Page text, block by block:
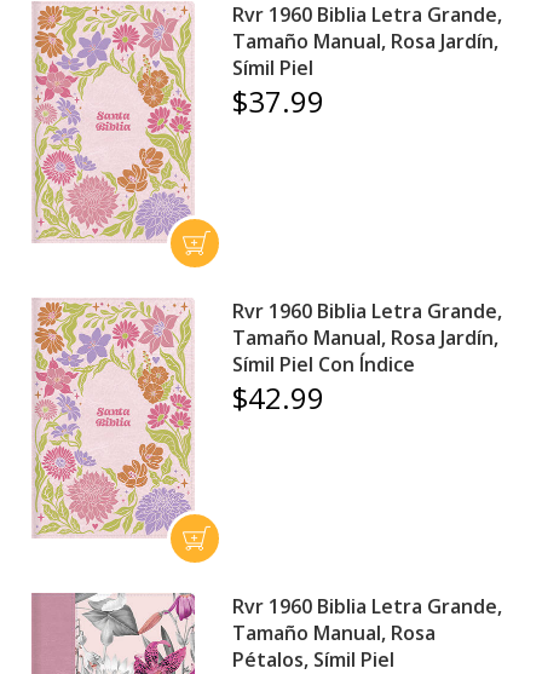
Rvr 1960 Biblia Letra Grande,
Tamaño Manual, Rosa Jardín,
Símil Piel
$37.99
Rvr 1960 Biblia Letra Grande,
Tamaño Manual, Rosa Jardín,
Símil Piel Con Índice
$42.99
Rvr 1960 Biblia Letra Grande,
Tamaño Manual, Rosa
Pétalos, Símil Piel